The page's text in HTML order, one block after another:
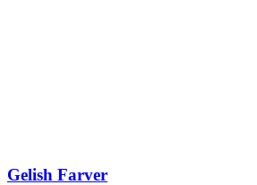
Gelish Farver